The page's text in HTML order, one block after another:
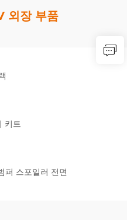
외장 부품
키트
퍼 스포일러 전면